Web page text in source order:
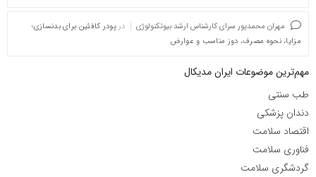
مهران محمدپور سرای کارشناس ارشد بیوتکنولوژی در پودر کافئین برای بدنسازی؛
مزایا، نحوه مصرف، دوز مناسب و عوارض
مهم‌ترین موضوعات ایران مدیکال
طب سنتی
دندان پزشکی
اقتصاد سلامت
فناوری سلامت
گردشگری سلامت